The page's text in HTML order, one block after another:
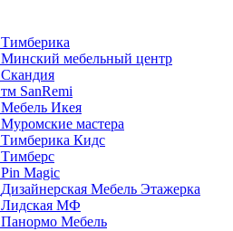
Тимберика
Минский мебельный центр
Скандия
тм SanRemi
Мебель Икея
Муромские мастера
Тимберика Кидс
Тимберс
Pin Magic
Дизайнерская Мебель Этажерка
Лидская МФ
Панормо Мебель